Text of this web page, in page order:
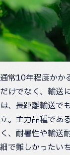
通常10年程度かか
だけでなく、輸送
は、長距離輸送で
立。主力品種であ
く、耐暑性や輸送
細で難しかったい